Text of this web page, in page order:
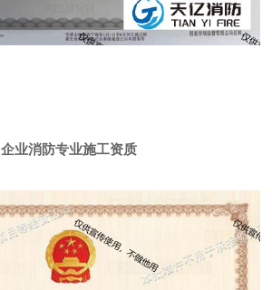
企业消防专业施工资质